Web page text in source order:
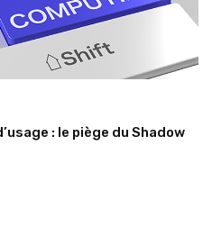
: le piège du Shadow